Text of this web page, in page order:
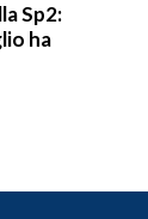
Sp2:
ha